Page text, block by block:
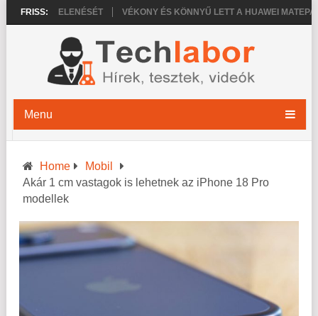
FRISS:
MEGJELENÉSÉT VÉKONY ÉS KÖNNYŰ LETT A HUAWEI MATEPAD
Menu
Home
Mobil
Akár 1 cm vastagok is lehetnek az iPhone 18 Pro
modellek